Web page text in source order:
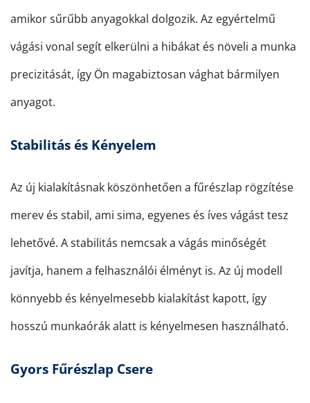
amikor sűrűbb anyagokkal dolgozik. Az egyértelmű
vágási vonal segít elkerülni a hibákat és növeli a munka
precizitását, így Ön magabiztosan vághat bármilyen
anyagot.
Stabilitás és Kényelem
Az új kialakításnak köszönhetően a fűrészlap rögzítése
merev és stabil, ami sima, egyenes és íves vágást tesz
lehetővé. A stabilitás nemcsak a vágás minőségét
javítja, hanem a felhasználói élményt is. Az új modell
könnyebb és kényelmesebb kialakítást kapott, így
hosszú munkaórák alatt is kényelmesen használható.
Gyors Fűrészlap Csere